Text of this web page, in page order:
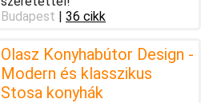
Budapest | 36 cikk
Olasz Konyhabútor Design -
Modern és klasszikus
Stosa konyhák